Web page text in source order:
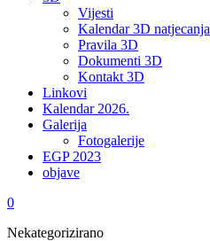
Vijesti
Kalendar 3D natjecanja
Pravila 3D
Dokumenti 3D
Kontakt 3D
Linkovi
Kalendar 2026.
Galerija
Fotogalerije
EGP 2023
objave
0
Nekategorizirano